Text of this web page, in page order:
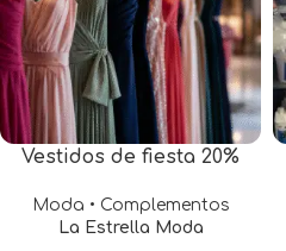
Vestidos de fiesta 20%
Moda • Complementos
La Estrella Moda